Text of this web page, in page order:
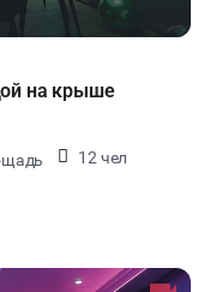
на крыше
12 чел